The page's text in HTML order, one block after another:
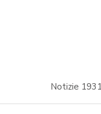
Notizie 1931